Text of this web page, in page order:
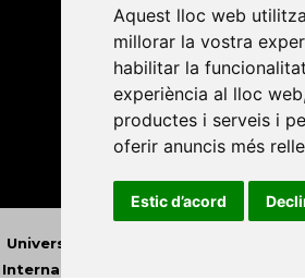
Aquest lloc web
millorar la vostra
habilitar la
experiència al lloc web,
productes i serveis i
oferir anuncis més
Estic d’acord
Universitat Autònoma de Barcelona
de Catalunya